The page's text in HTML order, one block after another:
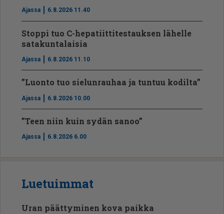
Ajassa 6.8.2026 11.40
Stoppi tuo C-hepatiit­ti­tes­tauksen lähelle
satakuntalaisia
Ajassa 6.8.2026 11.10
”Luonto tuo sielunrauhaa ja tuntuu kodilta”
Ajassa 6.8.2026 10.00
”Teen niin kuin sydän sanoo”
Ajassa 6.8.2026 6.00
Luetuimmat
Uran päättyminen kova paikka